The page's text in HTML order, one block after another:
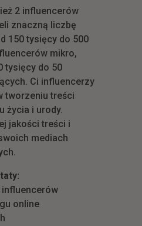
2 influencerów
znaczną liczbę
150 tysięcy do 500
mikro,
tysięcy do 50
Ci influencerzy
tworzeniu treści
życia i urody.
jakości treści i
mediach
online